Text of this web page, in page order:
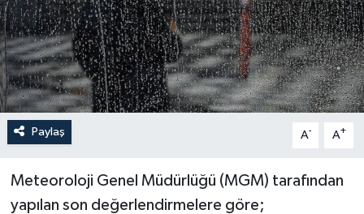
Paylaş A- A+
Meteoroloji Genel Müdürlüğü (MGM) tarafından
yapılan son değerlendirmelere göre;